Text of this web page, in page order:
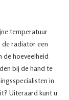
temperatuur
de radiator een
de hoeveelheid
bij de hand te
in
Uiteraard kunt u